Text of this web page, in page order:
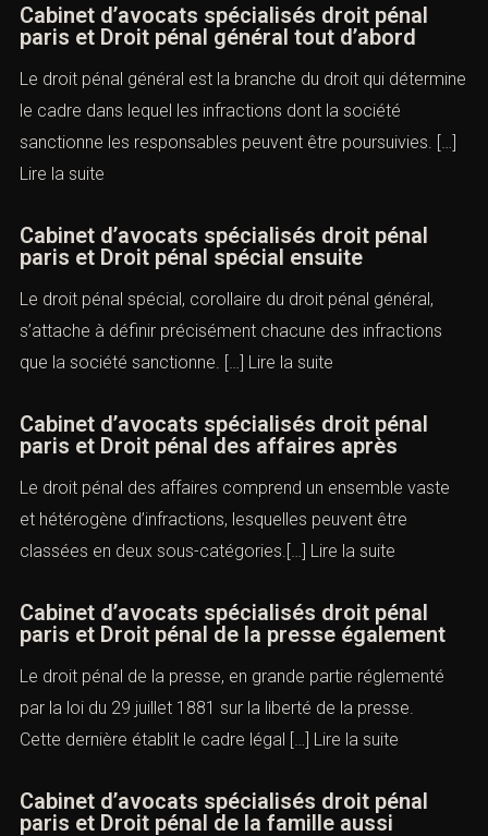
Cabinet d’avocats spécialisés droit pénal
paris et Droit pénal général tout d’abord
Le droit pénal général est la branche du droit qui détermine
le cadre dans lequel les infractions dont la société
sanctionne les responsables peuvent être poursuivies. […]
Lire la suite
Cabinet d’avocats spécialisés droit pénal
paris et Droit pénal spécial ensuite
Le droit pénal spécial, corollaire du droit pénal général,
s’attache à définir précisément chacune des infractions
que la société sanctionne. […] Lire la suite
Cabinet d’avocats spécialisés droit pénal
paris et Droit pénal des affaires après
Le droit pénal des affaires comprend un ensemble vaste
et hétérogène d’infractions, lesquelles peuvent être
classées en deux sous-catégories.[…] Lire la suite
Cabinet d’avocats spécialisés droit pénal
paris et Droit pénal de la presse également
Le droit pénal de la presse, en grande partie réglementé
par la loi du 29 juillet 1881 sur la liberté de la presse.
Cette dernière établit le cadre légal […] Lire la suite
Cabinet d’avocats spécialisés droit pénal
paris et Droit pénal de la famille aussi